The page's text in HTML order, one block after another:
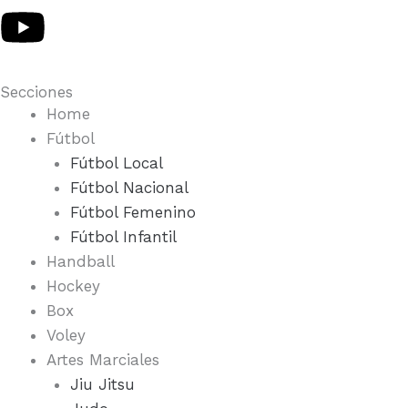
b
o
o
s
t
a
g
m
-
w
i
t
e
r
Y
o
u
b
e
Secciones
Home
Fútbol
Fútbol Local
Fútbol Nacional
Fútbol Femenino
Fútbol Infantil
Handball
Hockey
Box
Voley
Artes Marciales
Jiu Jitsu